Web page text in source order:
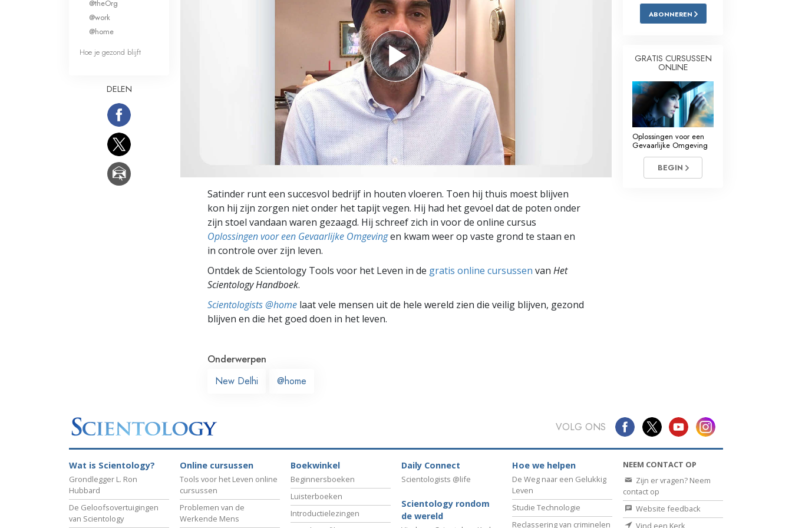
Oplossingen voor het Drugsprobleem
Hulpmiddelen bij het Dagelijks Werk
Ethiek en de Condities
De Oorzaak van Onderdrukking
Feitenonderzoek
De Grondbeginselen van Organiseren
Satinder runt een succesvol bedrijf in houten vloeren. Toen hij thuis moest blijven
kon hij zijn zorgen niet onder het tapijt vegen. Hij had het gevoel dat de poten onder
zijn stoel vandaan waren gezaagd. Hij schreef zich in voor de online cursus
Oplossingen voor een Gevaarlijke Omgevingen kwam weer op vaste grond te staan en
in controle over zijn leven.
Ontdek de Scientology Tools voor het Leven in de gratis online cursussen van Het
Scientology Handboek.
Scientologists @home laat vele mensen uit de hele wereld zien die veilig blijven, gezond
blijven en die het goed doen in het leven.
Onderwerpen
New Delhi
@home
@theOrg
@work
@home
Hoe je gezond blijft
DELEN
ABONNEREN
GRATIS CURSUSSEN
ONLINE
Oplossingen voor een
Gevaarlijke Omgeving
BEGIN
VOLG ONS
Wat is Scientology?
Grondlegger L. Ron
Hubbard
De Geloofsovertuigingen
van Scientology
Online cursussen
Tools voor het Leven online
cursussen
Problemen van de
Werkende Mens
Boekwinkel
Beginnersboeken
Luisterboeken
Introductielezingen
Daily Connect
Scientologists @life
Scientology rondom
de wereld
Hoe we helpen
De Weg naar een Gelukkig
Leven
Studie Technologie
Reclassering van criminelen
NEEM CONTACT OP
Zijn er vragen? Neem
contact op
Website feedback
Vind een Kerk